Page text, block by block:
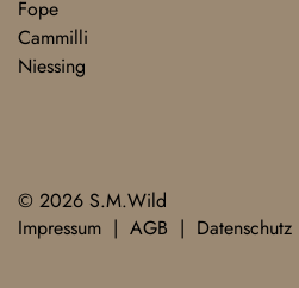
Fope
Cammilli
Niessing
© 2026 S.M.Wild
Impressum
AGB Datenschutz